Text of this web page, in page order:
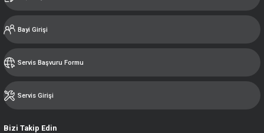
Bayi Girişi
Servis Başvuru Formu
Servis Girişi
Bizi Takip Edin